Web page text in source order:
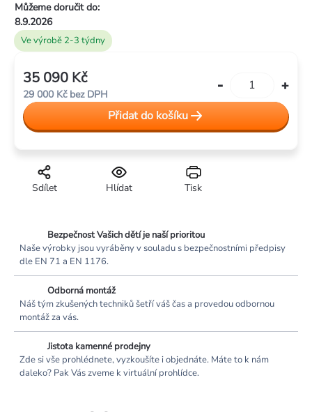
Ve výrobě 2-3 týdny
Můžeme doručit do:
8.9.2026
Tisk
Hlídat
Sdílet
35 090 Kč
29 000 Kč bez DPH
cena:
Přidat do košíku
Bezpečnost Vašich dětí je naší prioritou
Naše výrobky jsou vyráběny v souladu s bezpečnostními předpisy
dle EN 71 a EN 1176.
Odborná montáž
Náš tým zkušených techniků šetří váš čas a provedou odbornou
montáž za vás.
Jistota kamenné prodejny
Zde si vše prohlédnete, vyzkoušíte i objednáte. Máte to k nám
daleko? Pak Vás zveme k virtuální prohlídce.